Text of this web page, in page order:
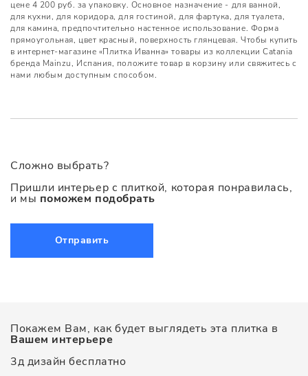
цене 4 200 руб. за упаковку. Основное назначение - для ванной,
для кухни, для коридора, для гостиной, для фартука, для туалета,
для камина, предпочтительно настенное использование. Форма
прямоугольная, цвет красный, поверхность глянцевая. Чтобы купить
в интернет-магазине «Плитка Иванна» товары из коллекции Catania
бренда Mainzu, Испания, положите товар в корзину или свяжитесь с
нами любым доступным способом.
Сложно выбрать?
Пришли интерьер с плиткой, которая понравилась,
и мы поможем подобрать
Отправить
Покажем Вам, как будет выглядеть эта плитка в
Вашем интерьере
3д дизайн бесплатно